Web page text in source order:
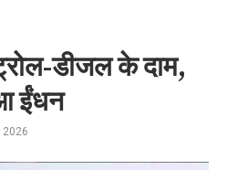
डीजल के दाम,
ईंधन
2026